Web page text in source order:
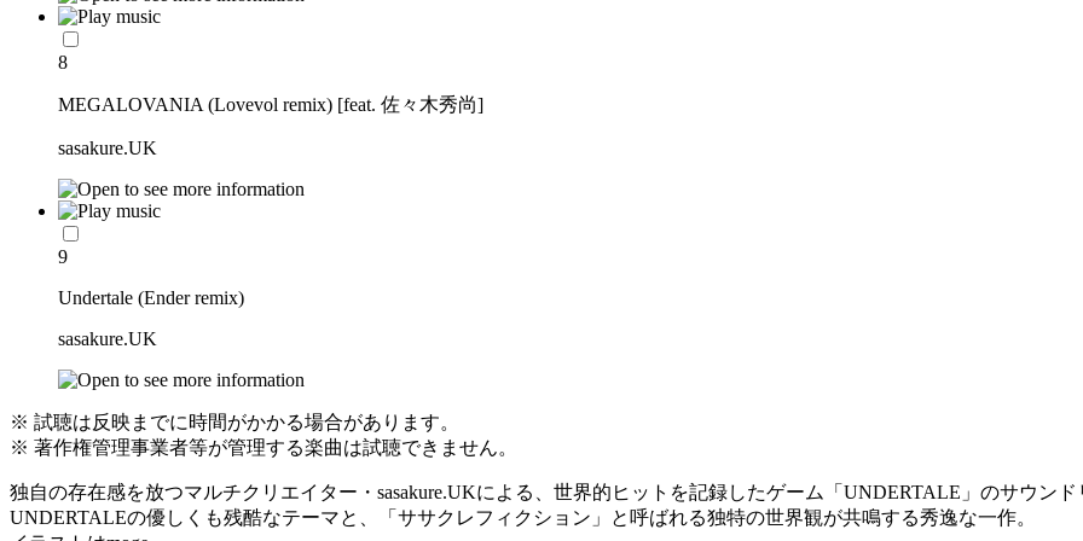
8
MEGALOVANIA (Lovevol remix) [feat. 佐々木秀尚]
sasakure.UK
9
Undertale (Ender remix)
sasakure.UK
※ 試聴は反映までに時間がかかる場合があります。
※ 著作権管理事業者等が管理する楽曲は試聴できません。
独自の存在感を放つマルチクリエイター・sasakure.UKによる、世界的ヒットを記録したゲーム「UNDERTALE」のサウンド
UNDERTALEの優しくも残酷なテーマと、「ササクレフィクション」と呼ばれる独特の世界観が共鳴する秀逸な一作。